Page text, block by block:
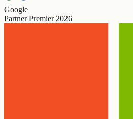
Google
Partner Premier 2026